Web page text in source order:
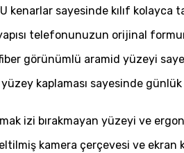
kenarlar sayesinde kılıf kolayca
telefonunuzun orijinal
görünümlü aramid yüzeyi
yüzey kaplaması sayesinde
izi bırakmayan yüzeyi ve
kamera çerçevesi ve